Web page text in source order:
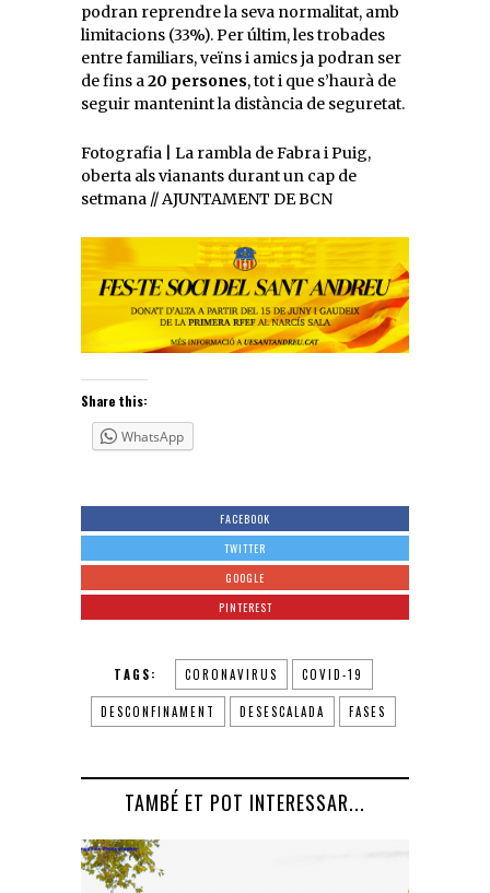
podran reprendre la seva normalitat, amb
limitacions (33%). Per últim, les trobades
entre familiars, veïns i amics ja podran ser
de fins a20 persones, tot i que s’haurà de
seguir mantenint la distància de seguretat.
Fotografia | La rambla de Fabra i Puig,
oberta als vianants durant un cap de
setmana // AJUNTAMENT DE BCN
Share this:
WhatsApp
FACEBOOK
TWITTER
GOOGLE
PINTEREST
TAGS: CORONAVIRUS COVID-19
DESCONFINAMENT DESESCALADA FASES
TAMBÉ ET POT INTERESSAR...